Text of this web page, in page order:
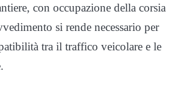
con occupazione della corsia
si rende necessario per
tra il traffico veicolare e le